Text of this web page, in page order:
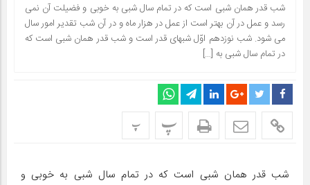
شب قدر همان شبى است که در تمام سال شبى به خوبى و فضیلت آن نمى
رسد و عمل در آن بهتر است از عمل در هزار ماه و در آن شب تقدیر امور سال
مى شود. شب نوزدهم اوّل شبهاى قدر است و شب قدر همان شبى است که
در تمام سال شبى به […]
پ پ
شب قدر همان شبى است که در تمام سال شبى به خوبى و